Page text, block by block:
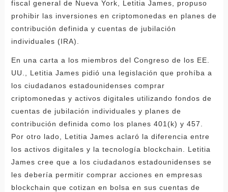
fiscal general de Nueva York, Letitia James, propuso
prohibir las inversiones en criptomonedas en planes de
contribución definida y cuentas de jubilación
individuales (IRA).
En una carta a los miembros del Congreso de los EE.
UU., Letitia James pidió una legislación que prohíba a
los ciudadanos estadounidenses comprar
criptomonedas y activos digitales utilizando fondos de
cuentas de jubilación individuales y planes de
contribución definida como los planes 401(k) y 457.
Por otro lado, Letitia James aclaró la diferencia entre
los activos digitales y la tecnología blockchain. Letitia
James cree que a los ciudadanos estadounidenses se
les debería permitir comprar acciones en empresas
blockchain que cotizan en bolsa en sus cuentas de